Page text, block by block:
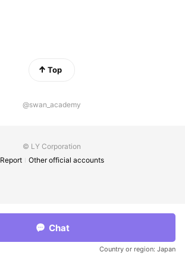
Top
@swan_academy
© LY Corporation
Report
Other official accounts
Chat
Country or region: Japan